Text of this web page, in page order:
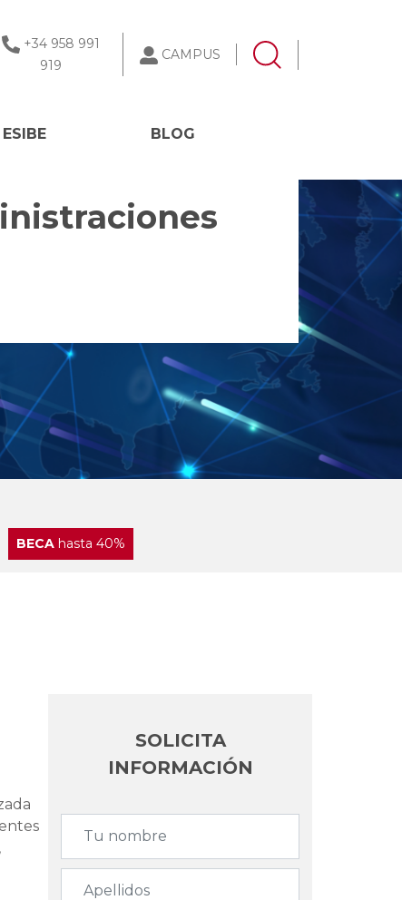
+34 958 991
919
CAMPUS
BLOG
BECAhasta 40%
SOLICITA
INFORMACIÓN